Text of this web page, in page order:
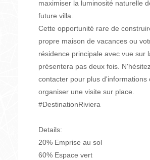
maximiser la luminosité naturelle
future villa.
Cette opportunité rare de
propre maison de vacances ou
résidence principale avec vue sur
présentera pas deux fois.
contacter pour plus d'informations
organiser une visite sur place.
#DestinationRiviera
Details:
20% Emprise au sol
60% Espace vert